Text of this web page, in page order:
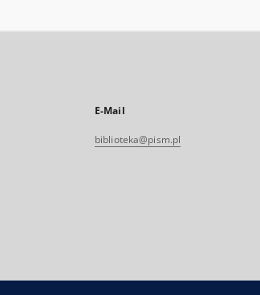
E-Mail
biblioteka@pism.pl